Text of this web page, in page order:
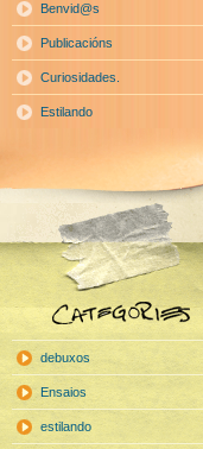
Benvid@s
Publicacións
Curiosidades.
Estilando
debuxos
Ensaios
estilando